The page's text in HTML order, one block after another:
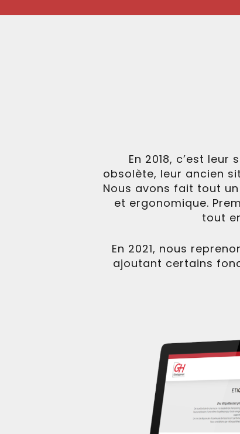
En 2018, c’est
obsolète, leur ancien
Nous avons fait tout
et ergonomique.
tout
En 2021, nous
ajoutant certains